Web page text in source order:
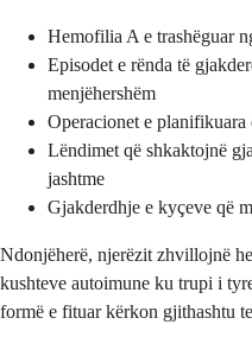
Hemofilia A e trashëguar
Episodet e rënda të
menjëhershëm
Operacionet e planifikuara
Lëndimet që shkaktojnë
jashtme
Gjakderdhje e kyçeve që
Ndonjëherë, njerëzit zhvillojnë
kushteve autoimune ku trupi i
formë e fituar kërkon gjithashtu